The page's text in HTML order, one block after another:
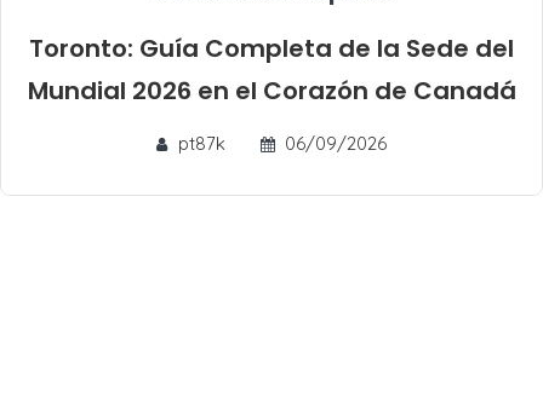
Toronto: Guía Completa de la Sede del
Mundial 2026 en el Corazón de Canadá
pt87k 06/09/2026